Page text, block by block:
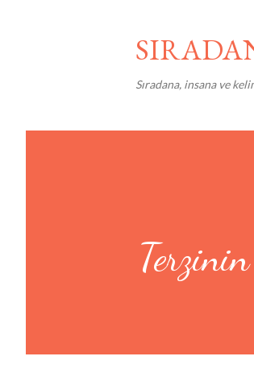
Sıradana, insana ve